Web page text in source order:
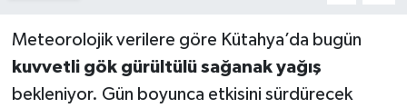
Meteorolojik verilere göre Kütahya’da bugün
kuvvetli gök gürültülü sağanak yağış
bekleniyor. Gün boyunca etkisini sürdürecek
Seri İlan
Siyaset